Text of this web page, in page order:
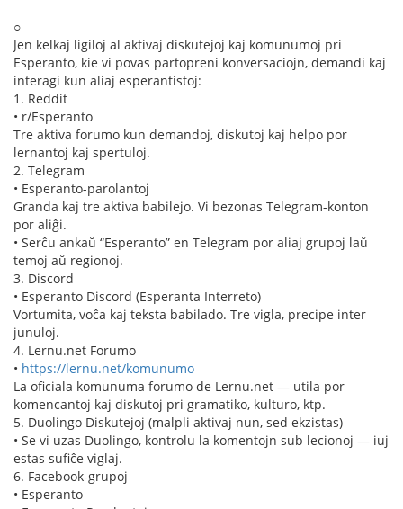
○
Jen kelkaj ligiloj al aktivaj diskutejoj kaj komunumoj pri
Esperanto, kie vi povas partopreni konversaciojn, demandi kaj
interagi kun aliaj esperantistoj:
1. Reddit
• r/Esperanto
Tre aktiva forumo kun demandoj, diskutoj kaj helpo por
lernantoj kaj spertuloj.
2. Telegram
• Esperanto-parolantoj
Granda kaj tre aktiva babilejo. Vi bezonas Telegram-konton
por aliĝi.
• Serĉu ankaŭ “Esperanto” en Telegram por aliaj grupoj laŭ
temoj aŭ regionoj.
3. Discord
• Esperanto Discord (Esperanta Interreto)
Vortumita, voĉa kaj teksta babilado. Tre vigla, precipe inter
junuloj.
4. Lernu.net Forumo
• https://lernu.net/komunumo
La oficiala komunuma forumo de Lernu.net — utila por
komencantoj kaj diskutoj pri gramatiko, kulturo, ktp.
5. Duolingo Diskutejoj (malpli aktivaj nun, sed ekzistas)
• Se vi uzas Duolingo, kontrolu la komentojn sub lecionoj — iuj
estas sufiĉe viglaj.
6. Facebook-grupoj
• Esperanto